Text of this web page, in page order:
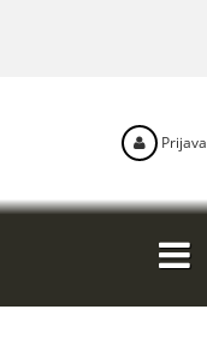
Prijava